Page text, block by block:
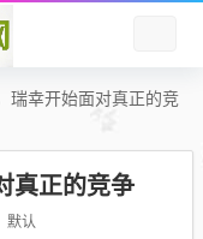
瑞幸开始面对真正的竞
真正的竞争
默认